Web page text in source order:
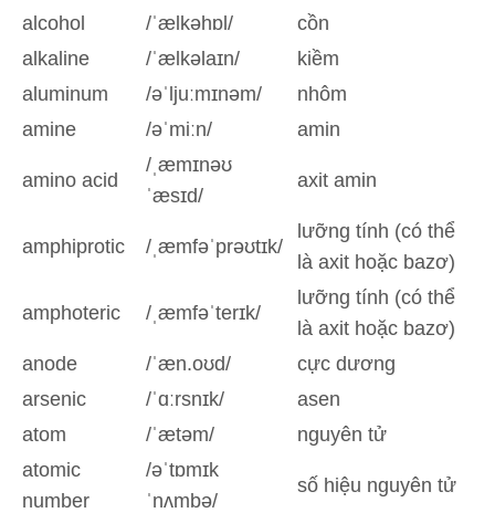
alcohol /ˈælkəhɒl/
cồn
alkaline
/ˈælkəlaɪn/
kiềm
aluminum
/əˈljuːmɪnəm/
nhôm
amine
/əˈmiːn/ amin
amino acid
/ˌæmɪnəʊ
ˈæsɪd/
axit amin
amphiprotic /ˌæmfəˈprəʊtɪk/
lưỡng tính (có thể
là axit hoặc bazơ)
amphoteric /ˌæmfəˈterɪk/
lưỡng tính (có thể
là axit hoặc bazơ)
anode
/ˈæn.oʊd/
cực dương
arsenic
/ˈɑːrsnɪk/
asen
atom
/ˈætəm/
nguyên tử
atomic
number
/əˈtɒmɪk
ˈnʌmbə/
số hiệu nguyên tử